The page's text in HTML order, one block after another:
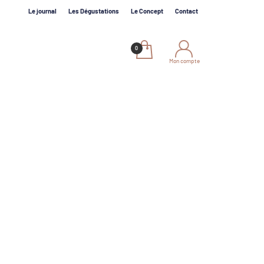
Le journal Les Dégustations Le Concept Contact
Mon compte